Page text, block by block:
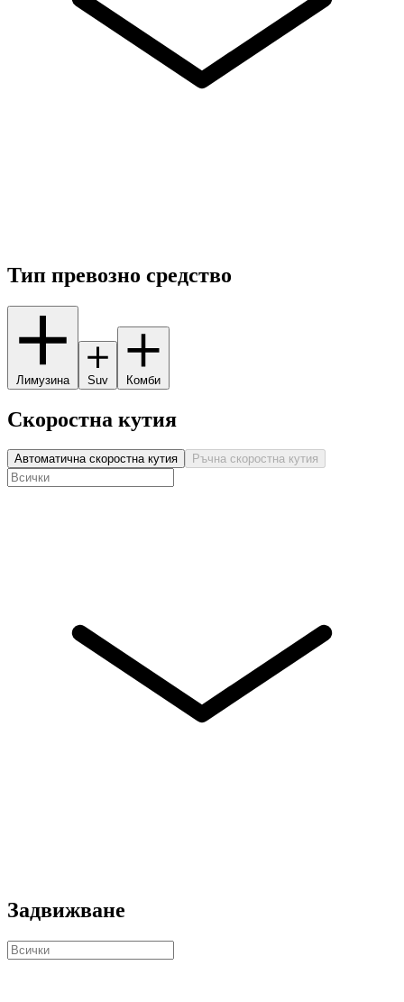
Тип превозно средство
Лимузина Suv Комби
Скоростна кутия
Автоматична скоростна кутия Ръчна скоростна кутия
Задвижване